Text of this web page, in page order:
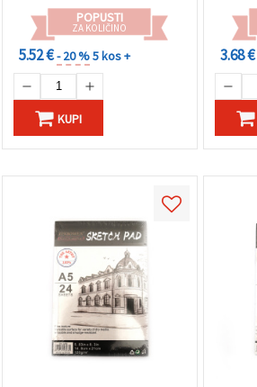
POPUSTI
ZA KOLIČINO
5.52 €- 20 %5 kos +
KUPI
3.68 €